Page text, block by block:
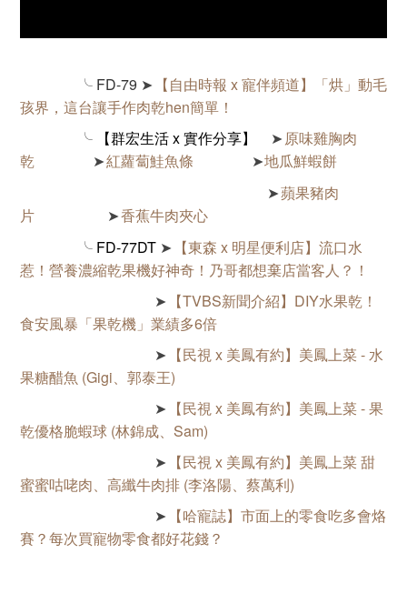
╰ FD-79 ➤ 【自由時報 x 寵伴頻道】
「烘」動毛
孩界，這台讓手作肉乾hen簡單！
╰ 【群宏生活 x 實作分享】
➤ 原味雞胸肉
乾
➤紅蘿蔔鮭魚條 ➤地瓜鮮蝦餅
➤蘋果豬肉
片
➤香蕉牛肉夾心
╰ FD-77DT ➤
【東森 x 明星便利店】流口水
惹！營養濃縮乾果機好神奇！乃哥都想棄店當客人？！
➤
【TVBS新聞介紹】DIY水果乾！
食安風暴「果乾機」業績多6倍
➤
【民視 x 美鳳有約】美鳳上菜 - 水
果糖醋魚 (Gigi、郭泰王)
➤
【民視 x 美鳳有約】美鳳上菜 - 果
乾優格脆蝦球 (林錦成、Sam)
➤
【民視 x 美鳳有約】美鳳上菜 甜
蜜蜜咕咾肉、高纖牛肉排 (李洛陽、蔡萬利)
➤
【哈寵誌】市面上的零食吃多會烙
賽？每次買寵物零食都好花錢？